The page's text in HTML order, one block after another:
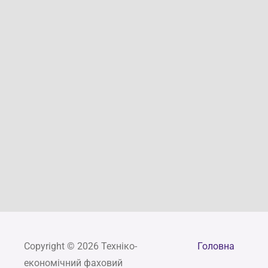
Copyright © 2026 Техніко-
економічний фаховий
Головна